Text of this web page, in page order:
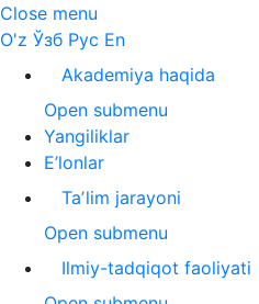
Close menu
O'z Ўзб Рус En
Akademiya haqida
Open submenu
Yangiliklar
E’lonlar
Taʼlim jarayoni
Open submenu
Ilmiy-tadqiqot faoliyati